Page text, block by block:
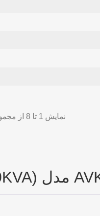
نمایش 1 تا 8 از مجموع 8 مورد